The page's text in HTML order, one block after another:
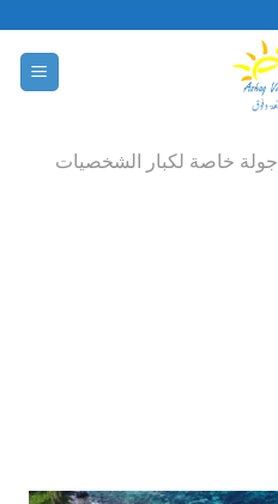
جولة خاصة لكبار الشخصيات